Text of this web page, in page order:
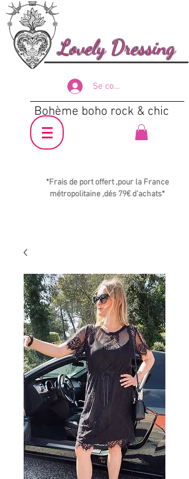
Lovely Dressing
Se connecter
Bohème boho rock & chic
*Frais de port offert ,pour la France
métropolitaine ,dés 79€ d'achats*